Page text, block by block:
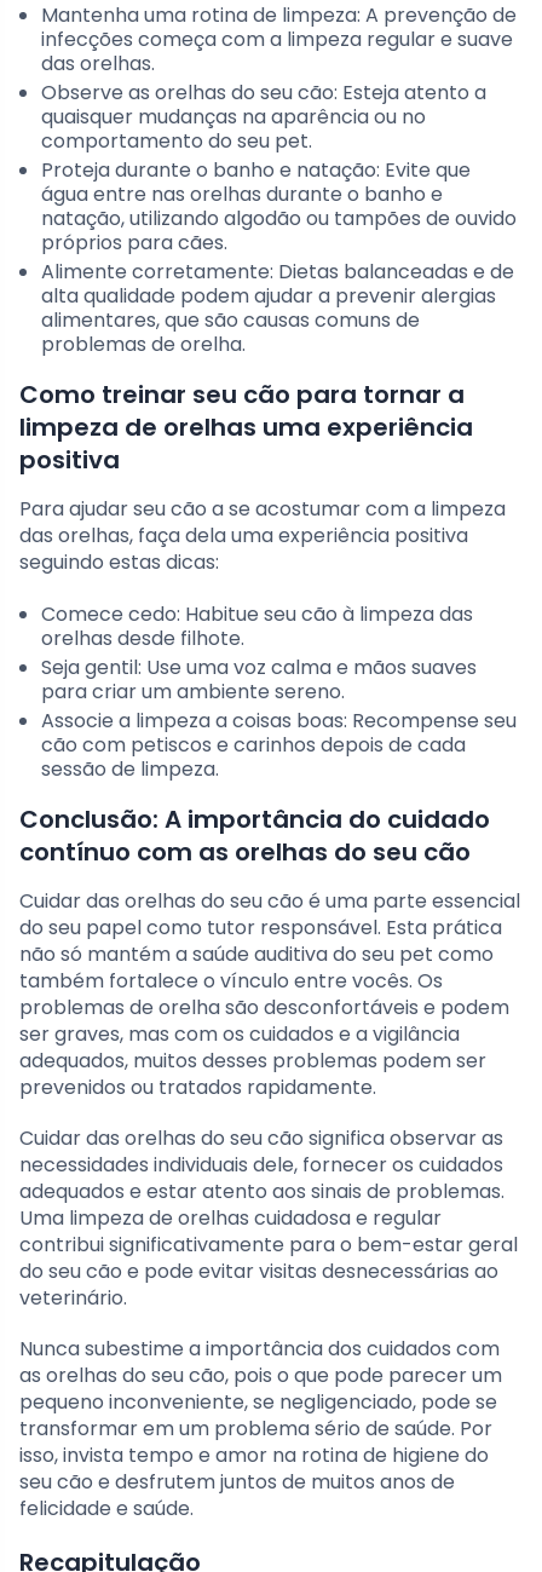
Mantenha uma rotina de limpeza: A prevenção de
infecções começa com a limpeza regular e suave
das orelhas.
Observe as orelhas do seu cão: Esteja atento a
quaisquer mudanças na aparência ou no
comportamento do seu pet.
Proteja durante o banho e natação: Evite que
água entre nas orelhas durante o banho e
natação, utilizando algodão ou tampões de ouvido
próprios para cães.
Alimente corretamente: Dietas balanceadas e de
alta qualidade podem ajudar a prevenir alergias
alimentares, que são causas comuns de
problemas de orelha.
Como treinar seu cão para tornar a
limpeza de orelhas uma experiência
positiva
Para ajudar seu cão a se acostumar com a limpeza
das orelhas, faça dela uma experiência positiva
seguindo estas dicas:
Comece cedo: Habitue seu cão à limpeza das
orelhas desde filhote.
Seja gentil: Use uma voz calma e mãos suaves
para criar um ambiente sereno.
Associe a limpeza a coisas boas: Recompense seu
cão com petiscos e carinhos depois de cada
sessão de limpeza.
Conclusão: A importância do cuidado
contínuo com as orelhas do seu cão
Cuidar das orelhas do seu cão é uma parte essencial
do seu papel como tutor responsável. Esta prática
não só mantém a saúde auditiva do seu pet como
também fortalece o vínculo entre vocês. Os
problemas de orelha são desconfortáveis e podem
ser graves, mas com os cuidados e a vigilância
adequados, muitos desses problemas podem ser
prevenidos ou tratados rapidamente.
Cuidar das orelhas do seu cão significa observar as
necessidades individuais dele, fornecer os cuidados
adequados e estar atento aos sinais de problemas.
Uma limpeza de orelhas cuidadosa e regular
contribui significativamente para o bem-estar geral
do seu cão e pode evitar visitas desnecessárias ao
veterinário.
Nunca subestime a importância dos cuidados com
as orelhas do seu cão, pois o que pode parecer um
pequeno inconveniente, se negligenciado, pode se
transformar em um problema sério de saúde. Por
isso, invista tempo e amor na rotina de higiene do
seu cão e desfrutem juntos de muitos anos de
felicidade e saúde.
Recapitulação